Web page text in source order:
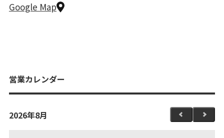
Google Map
営業カレンダー
2026年8月